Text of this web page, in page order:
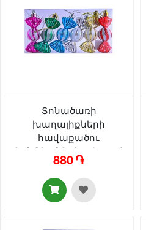
Տոնածառի
խաղալիքների
հավաքածու
կոնֆետների տեսքով
AG242-47-10 10սմ 6 հատ
880 ֏